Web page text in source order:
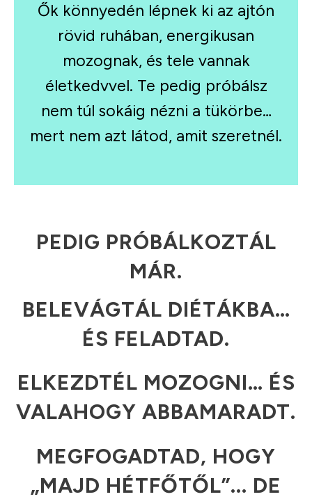
Ők könnyedén lépnek ki az ajtón
rövid ruhában, energikusan
mozognak, és tele vannak
életkedvvel. Te pedig próbálsz
nem túl sokáig nézni a tükörbe…
mert nem azt látod, amit szeretnél.
PEDIG PRÓBÁLKOZTÁL
MÁR.
BELEVÁGTÁL DIÉTÁKBA…
ÉS FELADTAD.
ELKEZDTÉL MOZOGNI… ÉS
VALAHOGY ABBAMARADT.
MEGFOGADTAD, HOGY
„MAJD HÉTFŐTŐL”... DE